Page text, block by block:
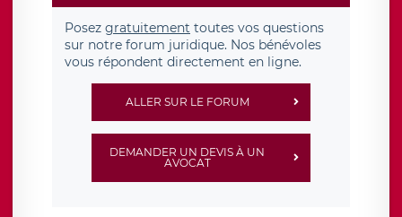
Posez gratuitement toutes vos questions
sur notre forum juridique. Nos bénévoles
vous répondent directement en ligne.
ALLER SUR LE FORUM
DEMANDER UN DEVIS À UN
AVOCAT